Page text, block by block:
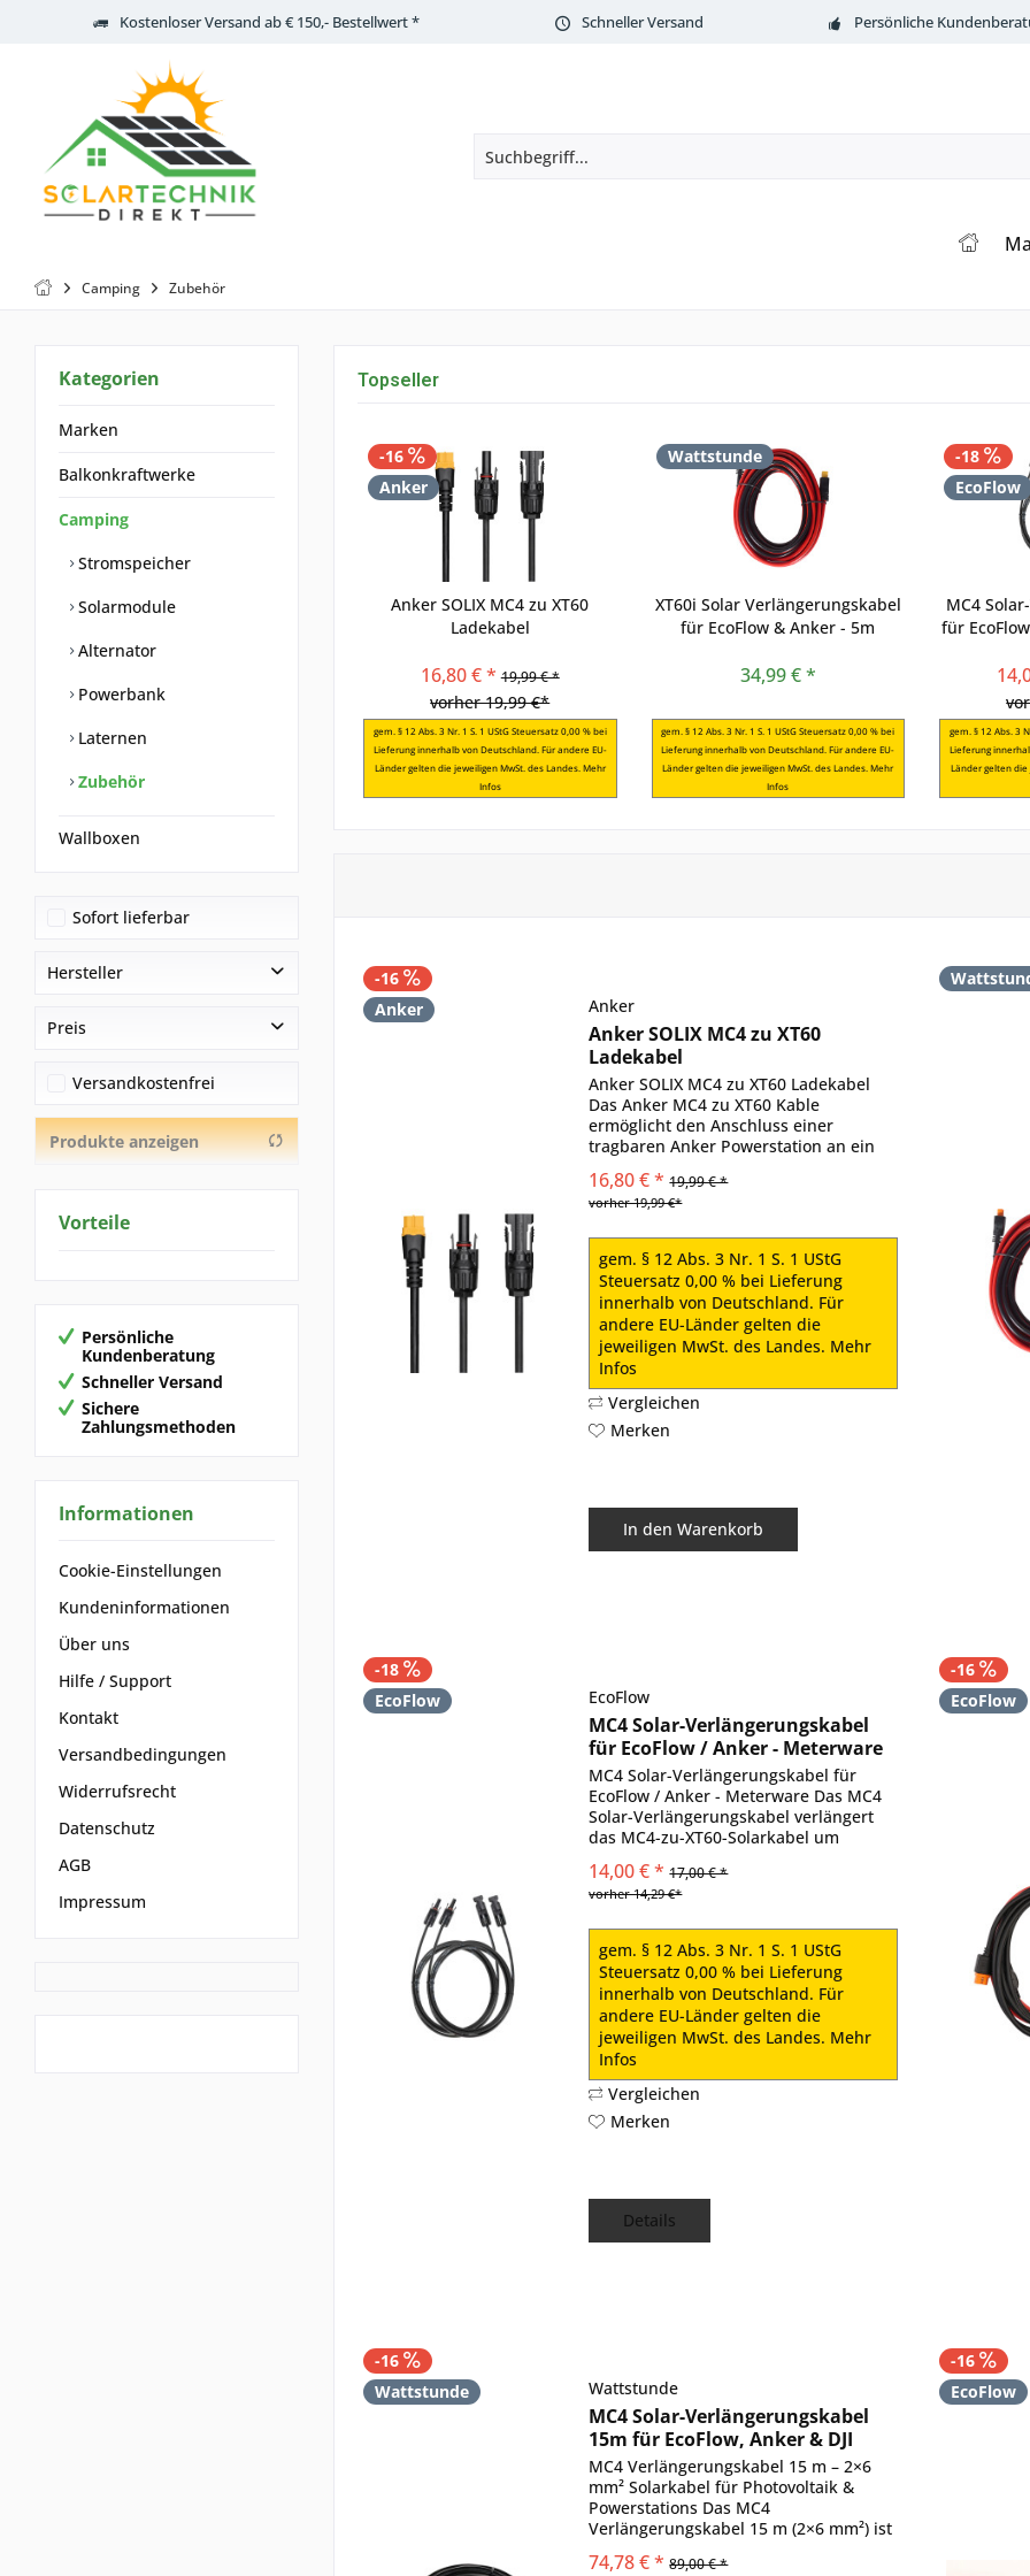
Kostenloser Versand ab € 150,- Bestellwert * Schneller Versand Persönliche
Camping Zubehör
Kategorien
Marken
Balkonkraftwerke
Camping
Stromspeicher
Solarmodule
Alternator
Powerbank
Laternen
Zubehör
Wallboxen
Sofort lieferbar
Hersteller
Anker
EcoFlow
Goal Zero
Wattstunde
Preis
Versandkostenfrei
Produkte anzeigen
Vorteile
Persönliche
Kundenberatung
Schneller Versand
Sichere
Zahlungsmethoden
Informationen
Cookie-Einstellungen
Kundeninformationen
Über uns
Hilfe / Support
Kontakt
Versandbedingungen
Widerrufsrecht
Datenschutz
AGB
Impressum
Topseller
-16
Anker
Anker SOLIX MC4 zu XT60
Ladekabel
16,80 € * 19,99 € *
vorher 19,99 €*
gem. § 12 Abs. 3 Nr. 1 S. 1 UStG Steuersatz 0,00 % bei
Lieferung innerhalb von Deutschland. Für andere EU-
Länder gelten die jeweiligen MwSt. des Landes. Mehr
Infos
Wattstunde
XT60i Solar Verlängerungskabel
für EcoFlow & Anker - 5m
34,99 € *
gem. § 12 Abs. 3 Nr. 1 S. 1 UStG Steuersatz 0,00 % bei
Lieferung innerhalb von Deutschland. Für andere EU-
Länder gelten die jeweiligen MwSt. des Landes.Mehr
Infos
-18
EcoFlow
MC4
für
gem. § 12 Abs. 3
Lieferung
Länder gelten die
-16
Anker
Anker
Anker SOLIX MC4 zu XT60
Ladekabel
Anker SOLIX MC4 zu XT60 Ladekabel
Das Anker MC4 zu XT60 Kable
ermöglicht den Anschluss einer
tragbaren Anker Powerstation an ein
Ausgang. Schließe dein ein Solarmodul
an eine Anker Powerstation an und
16,80 € * 19,99 € *
vorher 19,99 €*
gem. § 12 Abs. 3 Nr. 1 S. 1 UStG
Steuersatz 0,00 % bei Lieferung
innerhalb von Deutschland. Für
andere EU-Länder gelten die
jeweiligen MwSt. des Landes. Mehr
Infos
Vergleichen
Merken
In den Warenkorb
-18
EcoFlow
EcoFlow
MC4 Solar-Verlängerungskabel
für EcoFlow / Anker - Meterware
MC4 Solar-Verlängerungskabel für
EcoFlow / Anker - Meterware Das MC4
Solar-Verlängerungskabel verlängert
das MC4-zu-XT60-Solarkabel um
Kabellänge, die es Ihnen ermöglicht,
ein EcoFlow / Goal Zero...
14,00 € * 17,00 € *
vorher 14,29 €*
gem. § 12 Abs. 3 Nr. 1 S. 1 UStG
Steuersatz 0,00 % bei Lieferung
innerhalb von Deutschland. Für
andere EU-Länder gelten die
jeweiligen MwSt. des Landes. Mehr
Infos
Vergleichen
Merken
Details
-16
EcoFlow
-16
Wattstunde
Wattstunde
MC4 Solar-Verlängerungskabel
15m für EcoFlow, Anker & DJI
MC4 Verlängerungskabel 15 m – 2×6
mm² Solarkabel für Photovoltaik &
Powerstations Das MC4
Verlängerungskabel 15 m (2×6 mm²) ist
flexibel mit Ladereglern , Powerstations
74,78 € * 89,00 € *
-16
EcoFlow